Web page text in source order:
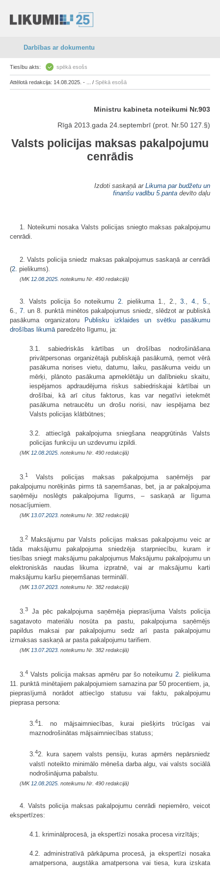
Darbības ar dokumentu
Tiesību akts: spēkā esošs
Attēlotā redakcija: 14.08.2025. - ... / Spēkā esošā
Ministru kabineta noteikumi Nr.903
Rīgā 2013.gada 24.septembrī (prot. Nr.50 127.§)
Valsts policijas maksas pakalpojumu
cenrādis
Izdoti saskaņā ar Likuma par budžetu un
finanšu vadību 5.panta devīto daļu
1. Noteikumi nosaka Valsts policijas sniegto maksas pakalpojumu
cenrādi.
2. Valsts policija sniedz maksas pakalpojumus saskaņā ar cenrādi
(2. pielikums).
(MK 12.08.2025. noteikumu Nr. 490 redakcijā)
3. Valsts policija šo noteikumu 2. pielikuma 1., 2.,3. ,4. ,5.
6., 7. un 8. punktā minētos pakalpojumus sniedz, slēdzot ar publiskā
pasākuma organizatoru Publisku izklaides un svētku pasākumu
drošības likumā paredzēto līgumu, ja:
3.1. sabiedriskās kārtības un drošības nodrošināšana
privātpersonas organizētajā publiskajā pasākumā, ņemot vērā
pasākuma norises vietu, datumu, laiku, pasākuma veidu un
mērķi, plānoto pasākuma apmeklētāju un dalībnieku skaitu,
iespējamos apdraudējuma riskus sabiedriskajai kārtībai un
drošībai, kā arī citus faktorus, kas var negatīvi ietekmēt
pasākuma netraucētu un drošu norisi, nav iespējama bez
Valsts policijas klātbūtnes;
3.2. attiecīgā pakalpojuma sniegšana neapgrūtinās Valsts
policijas funkciju un uzdevumu izpildi.
(MK 12.08.2025. noteikumu Nr. 490 redakcijā)
3. 1
Valsts policijas maksas pakalpojuma saņēmējs par
pakalpojumu norēķinās pirms tā saņemšanas, bet, ja ar pakalpojuma
saņēmēju noslēgts pakalpojuma līgums, – saskaņā ar līguma
nosacījumiem.
(MK 13.07.2023. noteikumu Nr. 382 redakcijā)
3.2
Maksājumu par Valsts policijas maksas pakalpojumu veic ar
tāda maksājumu pakalpojuma sniedzēja starpniecību, kuram ir
tiesības sniegt maksājumu pakalpojumus Maksājumu pakalpojumu un
elektroniskās naudas likuma izpratnē, vai ar maksājumu karti
maksājumu karšu pieņemšanas terminālī.
(MK 13.07.2023. noteikumu Nr. 382 redakcijā)
3.3
Ja pēc pakalpojuma saņēmēja pieprasījuma Valsts policija
sagatavoto materiālu nosūta pa pastu, pakalpojuma saņēmējs
papildus maksai par pakalpojumu sedz arī pasta pakalpojumu
izmaksas saskaņā ar pasta pakalpojumu tarifiem.
(MK 13.07.2023. noteikumu Nr. 382 redakcijā)
3. 4 Valsts policija maksas apmēru par šo noteikumu 2. pielikuma
11. punktā minētajiem pakalpojumiem samazina par 50 procentiem, ja,
pieprasījumā norādot attiecīgo statusu vai faktu, pakalpojumu
pieprasa persona:
3.41. no mājsaimniecības, kurai piešķirts trūcīgas vai
maznodrošinātas mājsaimniecības statuss;
3.42. kura saņem valsts pensiju, kuras apmērs nepārsniedz
valstī noteikto minimālo mēneša darba algu, vai valsts sociālā
nodrošinājuma pabalstu.
(MK 12.08.2025. noteikumu Nr. 490 redakcijā)
4. Valsts policija maksas pakalpojumu cenrādi nepiemēro, veicot
ekspertīzes:
4.1. kriminālprocesā, ja ekspertīzi nosaka procesa virzītājs;
4.2. administratīvā pārkāpuma procesā, ja ekspertīzi nosaka
amatpersona, augstāka amatpersona vai tiesa, kura izskata